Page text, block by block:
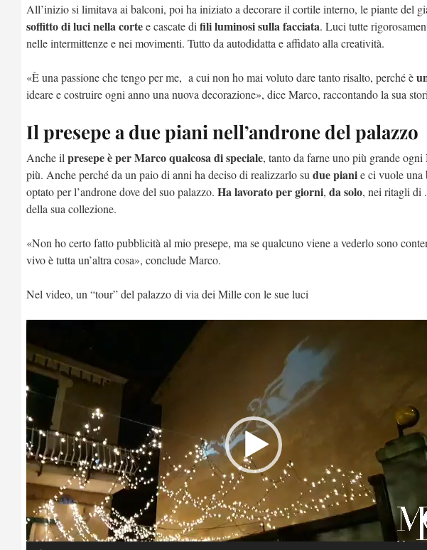
All’inizio si limitava ai balconi, poi ha iniziato a decorare il cortile interno, le piante del
soffitto di luci nella cortee cascate di fili luminosi sulla facciata. Luci tutte
nelle intermittenze e nei movimenti. Tutto da autodidatta e affidato alla creatività.
«È una passione che tengo per me, a cui non ho mai voluto dare tanto risalto, perché è
ideare e costruire ogni anno una nuova decorazione», dice Marco, raccontando la sua
Il presepe a due piani nell’androne del palazzo
Anche il presepe è per Marco qualcosa di speciale, tanto da farne uno più grande
più. Anche perché da un paio di anni ha deciso di realizzarlo su due pianie ci vuole una
optato per l’androne dove del suo palazzo. Ha lavorato per giorni, da solo, nei ritagli di
della sua collezione.
«Non ho certo fatto pubblicità al mio presepe, ma se qualcuno viene a vederlo sono
vivo è tutta un’altra cosa», conclude Marco.
Nel video, un “tour” del palazzo di via dei Mille con le sue luci
Video
Player